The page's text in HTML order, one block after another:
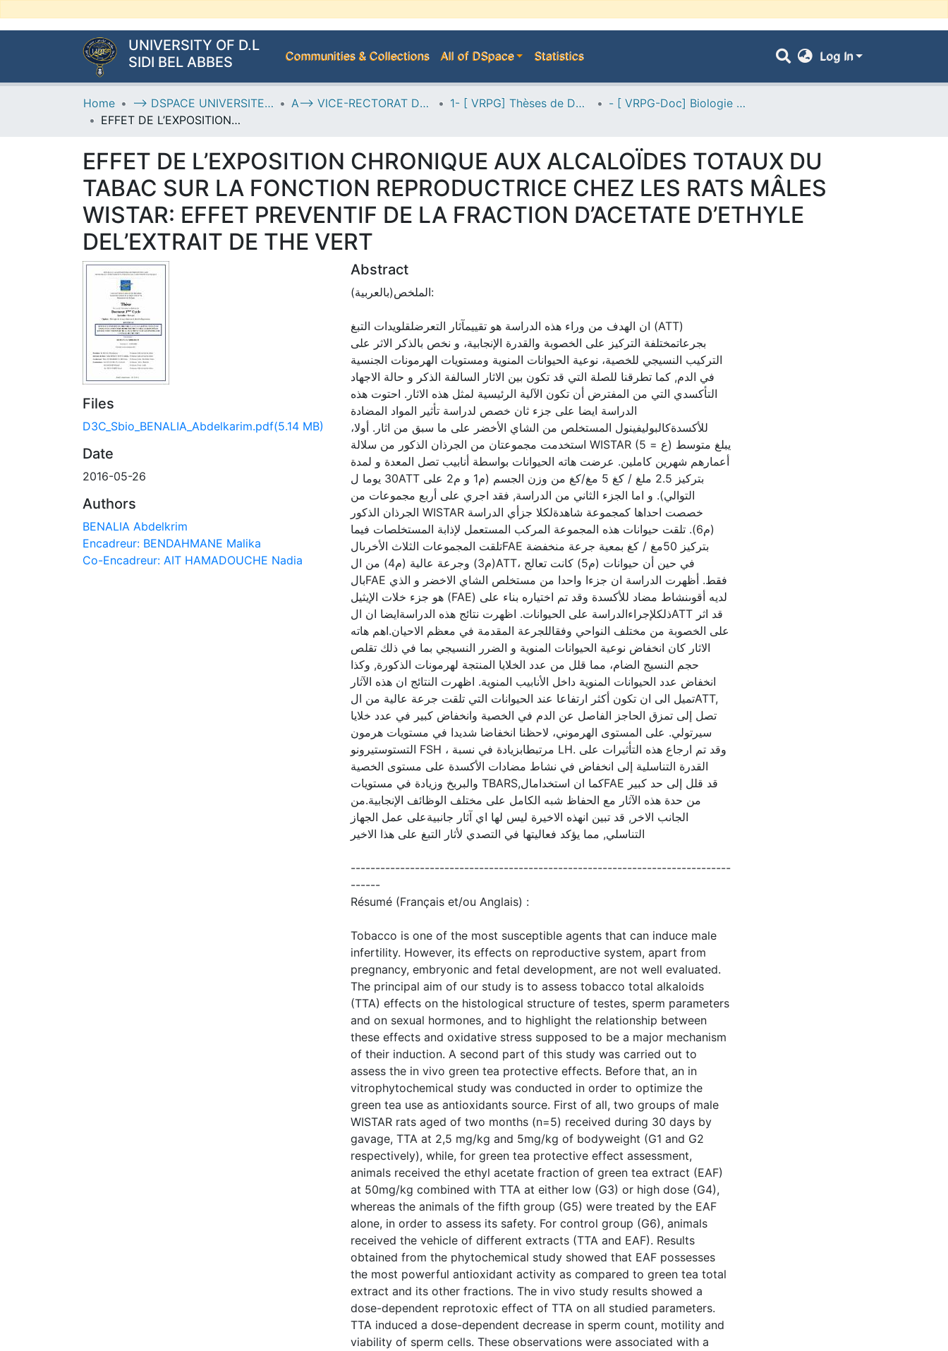
UNIVERSITY OF D.L
SIDI BEL ABBES
Communities & Collections All of DSpace Statistics Log In
Home --> DSPACE UNIVERSITE DJILALLI LIABES DE SIDI BEL ABBES A--> VICE-RECTORAT DE LA POST-GRADUATION 1- [ VRPG] Thèses de Doctorat
- [ VRPG-Doc] Biologie --- بيولوجيا
EFFET DE L’EXPOSITION CHRONIQUE AUX ALCALOÏDES TOTAUX DU TABAC SUR LA FONCTION REPRODUCTRICE CHEZ LES RATS MÂLES WISTAR: EFFET PREVENTIF DE LA FRACTION D’ACETATE D’ETHYLE DEL’EXTRAIT DE THE VERT
EFFET DE L’EXPOSITION CHRONIQUE AUX ALCALOÏDES TOTAUX DU
TABAC SUR LA FONCTION REPRODUCTRICE CHEZ LES RATS MÂLES
WISTAR: EFFET PREVENTIF DE LA FRACTION D’ACETATE D’ETHYLE
DEL’EXTRAIT DE THE VERT
Files
D3C_Sbio_BENALIA_Abdelkarim.pdf(5.14 MB)
Date
2016-05-26
Authors
BENALIA Abdelkrim
Encadreur: BENDAHMANE Malika
Co-Encadreur: AIT HAMADOUCHE Nadia
Abstract
الملخص(بالعربية):
ان الهدف من وراء هذه الدراسة هو تقييمآثار التعرضلقلويدات التبغ (ATT)
بجرعاتمختلفة التركيز على الخصوبة والقدرة الإنجابية، و نخص بالذكر الاثر على
التركيب النسيجي للخصية، نوعية الحيوانات المنوية ومستويات الهرمونات الجنسية
في الدم, كما تطرقنا للصلة التي قد تكون بين الاثار السالفة الذكر و حالة الاجهاد
التأكسدي التي من المفترض أن تكون الآلية الرئيسية لمثل هذه الاثار. احتوت هذه
الدراسة ايضا على جزء ثان خصص لدراسة تأثير المواد المضادة
للأكسدةكالبوليفينول المستخلص من الشاي الأخضر على ما سبق من اثار. أولا،
استخدمت مجموعتان من الجرذان الذكور من سلالة WISTAR (ع = 5) يبلغ متوسط
أعمارهم شهرين كاملين. عرضت هاته الحيوانات بواسطة أنابيب تصل المعدة و لمدة
30 يوما لATT بتركيز 2.5 ملغ / كغ 5 مغ/كغ من وزن الجسم (م1 و م2 على
التوالي). و اما الجزء الثاني من الدراسة, فقد اجري على أربع مجموعات من
الجرذان الذكور WISTAR خصصت احداها كمجموعة شاهدةلكلا جزأي الدراسة
(م6). تلقت حيوانات هذه المجموعة المركب المستعمل لإذابة المستخلصات فيما
تلقت المجموعات الثلاث الأخرىالFAE بتركيز 50مغ / كغ بمعية جرعة منخفضة
(م3) وجرعة عالية (م4) من الATT، في حين أن حيوانات (م5) كانت تعالج
بالFAE فقط. أظهرت الدراسة ان جزءا واحدا من مستخلص الشاي الاخضر و الذي
هو جزء خلات الإيثيل (FAE) لديه أقوىنشاط مضاد للأكسدة وقد تم اختياره بناء على
ذلكلإجراءالدراسة على الحيوانات. اظهرت نتائج هذه الدراسةايضا ان الATT قد اثر
على الخصوبة من مختلف النواحي وفقاللجرعة المقدمة في معظم الاحيان.اهم هاته
الاثار كان انخفاض نوعية الحيوانات المنوية و الضرر النسيجي بما في ذلك تقلص
حجم النسيج الضام، مما قلل من عدد الخلايا المنتجة لهرمونات الذكورة, وكذا
انخفاض عدد الحيوانات المنوية داخل الأنابيب المنوية. اظهرت النتائج ان هذه الآثار
تميل الى ان تكون أكثر ارتفاعا عند الحيوانات التي تلقت جرعة عالية من الATT,
تصل إلى تمزق الحاجز الفاصل عن الدم في الخصية وانخفاض كبير في عدد خلايا
سيرتولي. على المستوى الهرموني، لاحظنا انخفاضا شديدا في مستويات هرمون
التستوستيرونو FSH ، مرتبطابزيادة في نسبة LH. وقد تم ارجاع هذه التأثيرات على
القدرة التناسلية إلى انخفاض في نشاط مضادات الأكسدة على مستوى الخصية
والبربخ وزيادة في مستويات TBARS,كما ان استخدامالFAE قد قلل إلى حد كبير
من حدة هذه الآثار مع الحفاظ شبه الكامل على مختلف الوظائف الإنجابية.من
الجانب الاخر, قد تبين انهذه الاخيرة ليس لها اي آثار جانبيةعلى عمل الجهاز
التناسلي, مما يؤكد فعاليتها في التصدي لأثار التبغ على هذا الاخير
-----------------------------------------------------------------------------
------
Résumé (Français et/ou Anglais) :
Tobacco is one of the most susceptible agents that can induce male
infertility. However, its effects on reproductive system, apart from
pregnancy, embryonic and fetal development, are not well evaluated.
The principal aim of our study is to assess tobacco total alkaloids
(TTA) effects on the histological structure of testes, sperm parameters
and on sexual hormones, and to highlight the relationship between
these effects and oxidative stress supposed to be a major mechanism
of their induction. A second part of this study was carried out to
assess the in vivo green tea protective effects. Before that, an in
vitrophytochemical study was conducted in order to optimize the
green tea use as antioxidants source. First of all, two groups of male
WISTAR rats aged of two months (n=5) received during 30 days by
gavage, TTA at 2,5 mg/kg and 5mg/kg of bodyweight (G1 and G2
respectively), while, for green tea protective effect assessment,
animals received the ethyl acetate fraction of green tea extract (EAF)
at 50mg/kg combined with TTA at either low (G3) or high dose (G4),
whereas the animals of the fifth group (G5) were treated by the EAF
alone, in order to assess its safety. For control group (G6), animals
received the vehicle of different extracts (TTA and EAF). Results
obtained from the phytochemical study showed that EAF possesses
the most powerful antioxidant activity as compared to green tea total
extract and its other fractions. The in vivo study results showed a
dose-dependent reprotoxic effect of TTA on all studied parameters.
TTA induced a dose-dependent decrease in sperm count, motility and
viability of sperm cells. These observations were associated with a